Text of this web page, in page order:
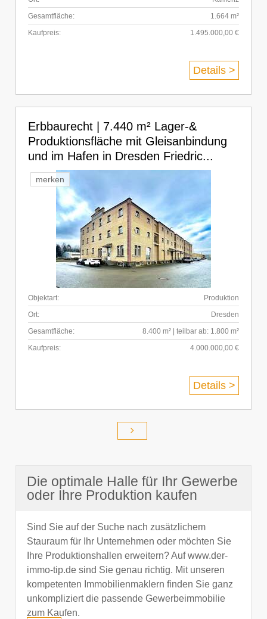
Gesamtfläche:
1.664 m²
Kaufpreis:
1.495.000,00 €
Details >
Erbbaurecht | 7.440 m² Lager-&
Produktionsfläche mit Gleisanbindung
und im Hafen in Dresden Friedric...
merken
Objektart:
Produktion
Ort:
Dresden
Gesamtfläche:
8.400 m² | teilbar ab: 1.800 m²
Kaufpreis:
4.000.000,00 €
Details >
Die optimale Halle für Ihr Gewerbe
oder Ihre Produktion kaufen
Sind Sie auf der Suche nach zusätzlichem
Stauraum für Ihr Unternehmen oder möchten Sie
Ihre Produktionshallen erweitern? Auf www.der-
immo-tip.de sind Sie genau richtig. Mit unseren
kompetenten Immobilienmaklern finden Sie ganz
unkompliziert die passende Gewerbeimmobilie
zum Kaufen.